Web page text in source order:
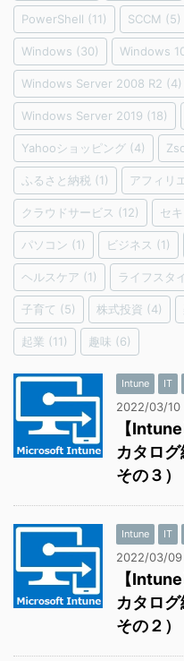
PowerShell (11) SCCM (5)
Windows (30) Windows
Windows Server 2008 R2 (4)
Windows Server 2019 (18)
Yahooショッピング (4)
ふるさと納税 (1) アフィリ
クラウドサービス (12) セ
パソコン (1) ビジネス (1)
ヘルスケア (1) ライフスタ
子育て (5) 株式投資 (4)
起業 (11) 趣味 (6)
Intune IT
2022/03/10
【
カタロ
その３）
Intune IT
2022/03/09
【
カタロ
その２）